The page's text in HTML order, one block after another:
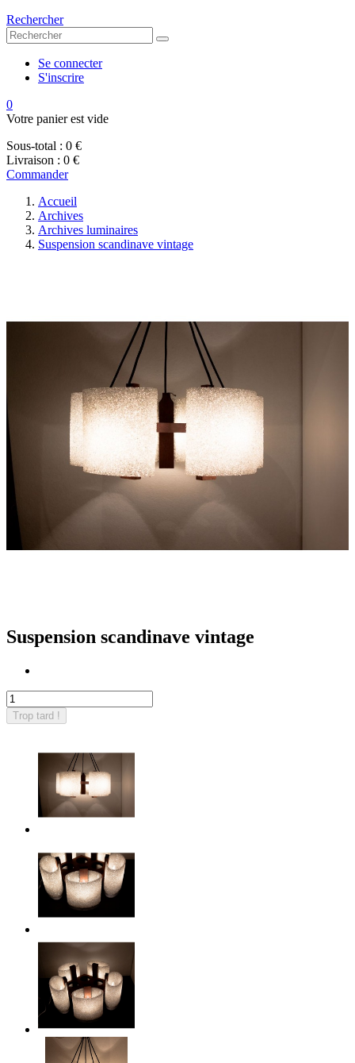
Rechercher
Se connecter
S'inscrire
0
Votre panier est vide
Sous-total : 0 €
Livraison : 0 €
Commander
Accueil
Archives
Archives luminaires
Suspension scandinave vintage
Suspension scandinave vintage
Trop tard !